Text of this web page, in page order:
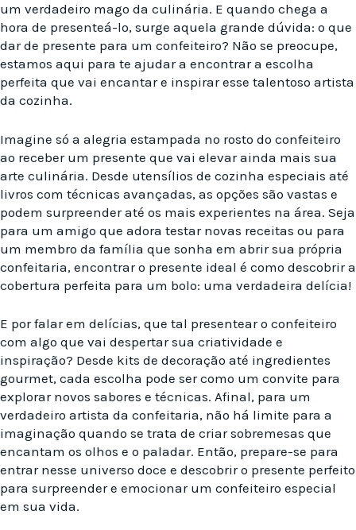
um verdadeiro mago da culinária. E quando chega a
hora de presenteá-lo, surge aquela grande dúvida: o que
dar de presente para um confeiteiro? Não se preocupe,
estamos aqui para te ajudar a encontrar a escolha
perfeita que vai encantar e inspirar esse talentoso artista
da cozinha.
Imagine só a alegria estampada no rosto do confeiteiro
ao receber um presente que vai elevar ainda mais sua
arte culinária. Desde utensílios de cozinha especiais até
livros com técnicas avançadas, as opções são vastas e
podem surpreender até os mais experientes na área. Seja
para um amigo que adora testar novas receitas ou para
um membro da família que sonha em abrir sua própria
confeitaria, encontrar o presente ideal é como descobrir a
cobertura perfeita para um bolo: uma verdadeira delícia!
E por falar em delícias, que tal presentear o confeiteiro
com algo que vai despertar sua criatividade e
inspiração? Desde kits de decoração até ingredientes
gourmet, cada escolha pode ser como um convite para
explorar novos sabores e técnicas. Afinal, para um
verdadeiro artista da confeitaria, não há limite para a
imaginação quando se trata de criar sobremesas que
encantam os olhos e o paladar. Então, prepare-se para
entrar nesse universo doce e descobrir o presente perfeito
para surpreender e emocionar um confeiteiro especial
em sua vida.